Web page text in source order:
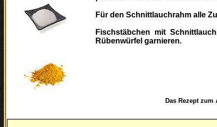
Für den Schnittlauchrahm alle
Fischstäbchen mit
Rübenwürfel garnieren.
Das Rezept zum